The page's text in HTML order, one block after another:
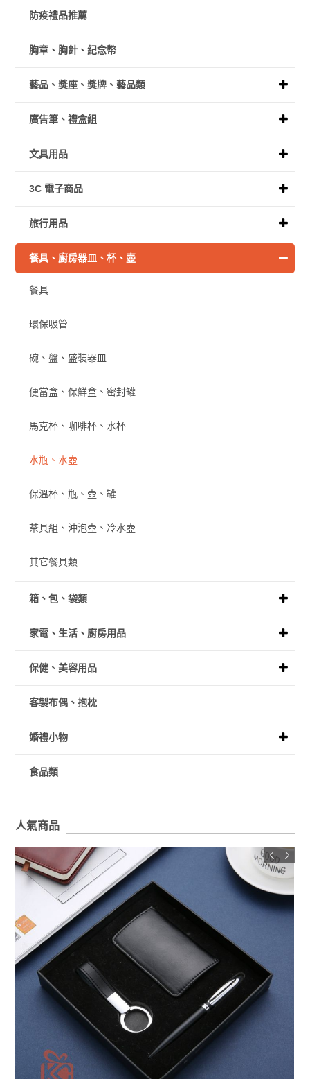
防疫禮品推薦
胸章、胸針、紀念幣
藝品、獎座、獎牌、藝品類
廣告筆、禮盒組
文具用品
3C 電子商品
旅行用品
餐具、廚房器皿、杯、壺
餐具
環保吸管
碗、盤、盛裝器皿
便當盒、保鮮盒、密封罐
馬克杯、咖啡杯、水杯
水瓶、水壺
保溫杯、瓶、壺、罐
茶具組、沖泡壺、冷水壺
其它餐具類
箱、包、袋類
家電、生活、廚房用品
保健、美容用品
客製布偶、抱枕
婚禮小物
食品類
人氣商品